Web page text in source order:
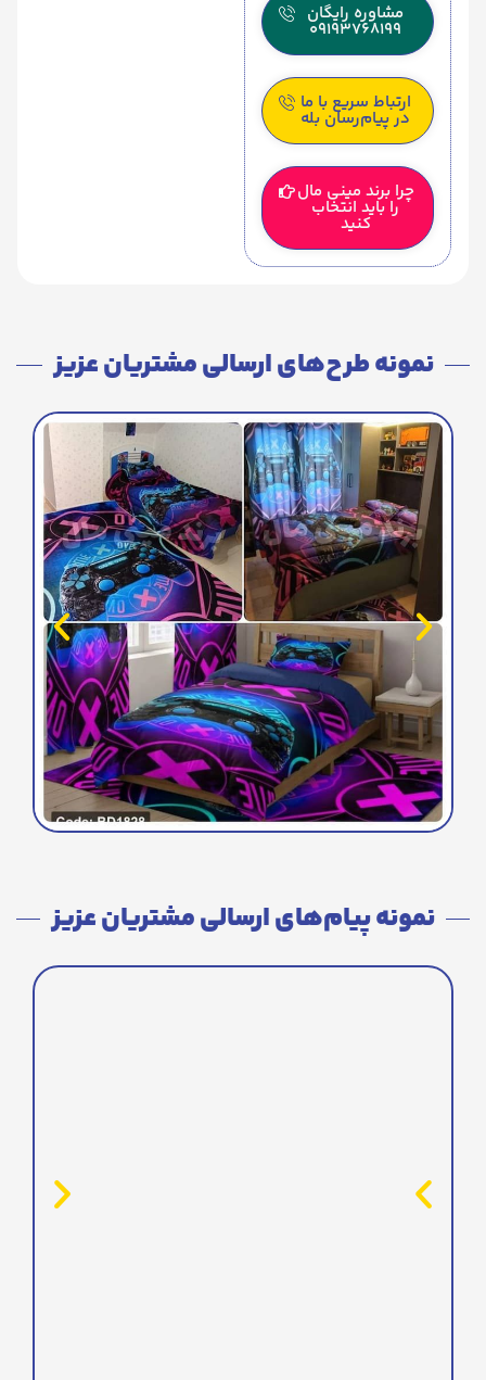
مشاوره رایگان
09193768199
ارتباط سریع با ما
در پیام‌رسان بله
چرا برند مینی مال
را باید انتخاب
کنید
نمونه طرح‌های ارسالی مشتریان عزیز
نمونه پیام‌های ارسالی مشتریان عزیز